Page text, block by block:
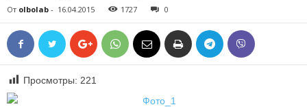
От olbolab - 16.04.2015 1727 0
Просмотры: 221